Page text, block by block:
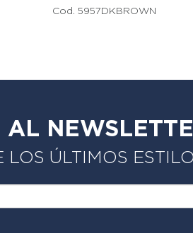
Cod. 6933LTPINK
AL
ÚLTIMOS